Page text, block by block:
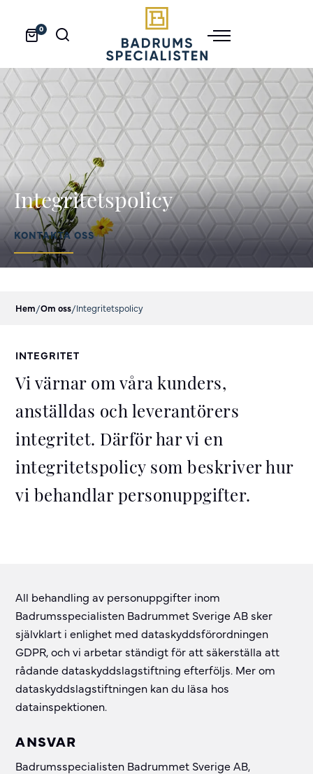
0
Integritetspolicy
KONTAKTA OSS
Hem/Om oss/Integritetspolicy
INTEGRITET
Vi värnar om våra kunders,
anställdas och leverantörers
integritet. Därför har vi en
integritetspolicy som beskriver hur
vi behandlar personuppgifter.
All behandling av personuppgifter inom
Badrumsspecialisten Badrummet Sverige AB sker
självklart i enlighet med dataskyddsförordningen
GDPR, och vi arbetar ständigt för att säkerställa att
rådande dataskyddslagstiftning efterföljs. Mer om
dataskyddslagstiftningen kan du läsa hos
datainspektionen.
ANSVAR
Badrumsspecialisten Badrummet Sverige AB,